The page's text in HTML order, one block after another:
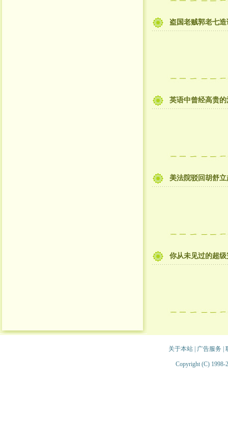
盗国老贼郭老七
英语中曾经高贵
美法院驳回胡舒
你从未见过的超
关于本站| 广告服务
Copyright (C) 1998-